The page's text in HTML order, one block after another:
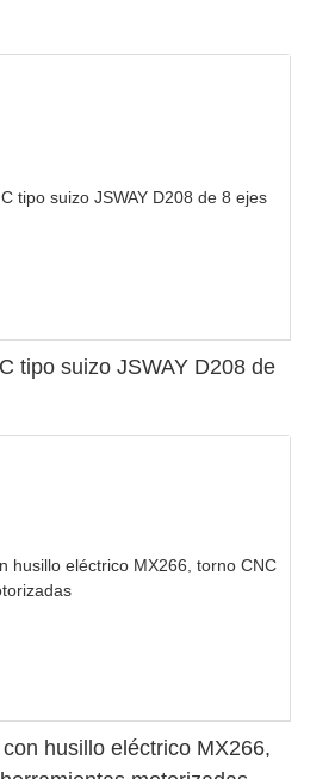
tipo suizo JSWAY D208 de
husillo eléctrico MX266,